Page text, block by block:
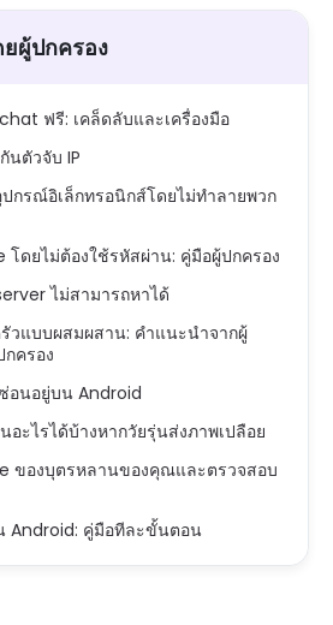
ผู้ปกครอง
ฟรี: เคล็ดลับและเครื่องมือ
นตัวจับ IP
กรณ์อิเล็กทรอนิกส์โดยไม่ทำลายพวก
ดยไม่ต้องใช้รหัสผ่าน: คู่มือผู้ปกครอง
ไม่สามารถหาได้
วแบบผสมผสาน: คำแนะนำจากผู้
ครอง
อนอยู่บน Android
ะไรได้บ้างหากวัยรุ่นส่งภาพเปลือย
ของบุตรหลานของคุณและตรวจสอบ
Android: คู่มือทีละขั้นตอน